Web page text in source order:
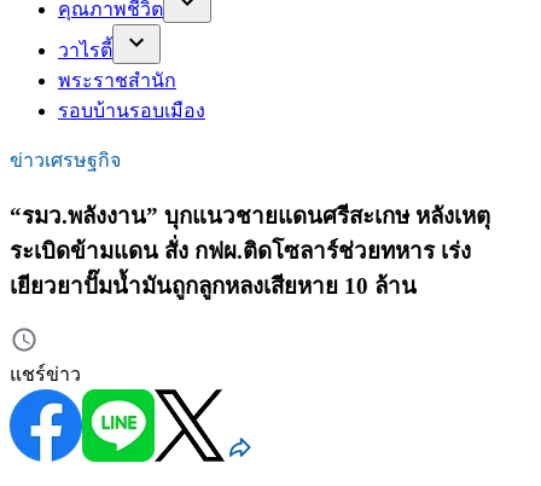
คุณภาพชีวิต
วาไรตี้
พระราชสำนัก
รอบบ้านรอบเมือง
ข่าวเศรษฐกิจ
“รมว.พลังงาน” บุกแนวชายแดนศรีสะเกษ หลังเหตุ
ระเบิดข้ามแดน สั่ง กฟผ.ติดโซลาร์ช่วยทหาร เร่ง
เยียวยาปั๊มน้ำมันถูกลูกหลงเสียหาย 10 ล้าน
แชร์ข่าว